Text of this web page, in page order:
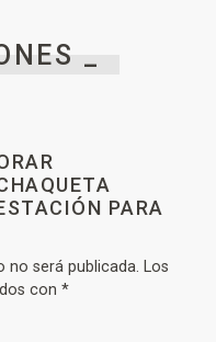
_
PARA
será publicada. Los
con *